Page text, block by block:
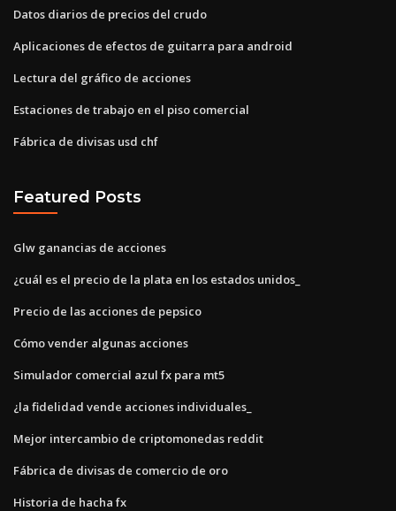
Datos diarios de precios del crudo
Aplicaciones de efectos de guitarra para android
Lectura del gráfico de acciones
Estaciones de trabajo en el piso comercial
Fábrica de divisas usd chf
Featured Posts
Glw ganancias de acciones
¿cuál es el precio de la plata en los estados unidos_
Precio de las acciones de pepsico
Cómo vender algunas acciones
Simulador comercial azul fx para mt5
¿la fidelidad vende acciones individuales_
Mejor intercambio de criptomonedas reddit
Fábrica de divisas de comercio de oro
Historia de hacha fx